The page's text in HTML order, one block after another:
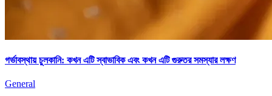
গর্ভাবস্থায় চুলকানি: কখন এটি স্বাভাবিক এবং কখন এটি গুরুতর সমস্যার লক্ষণ
General